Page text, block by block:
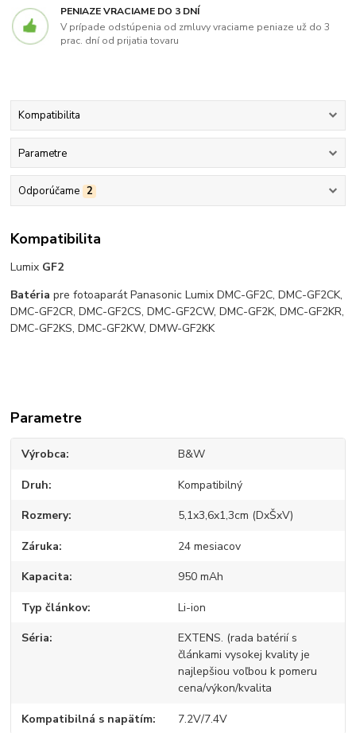
PENIAZE VRACIAME DO 3 DNÍ
V prípade odstúpenia od zmluvy vraciame peniaze už do 3
prac. dní od prijatia tovaru
Kompatibilita
Parametre
Odporúčame 2
Kompatibilita
Lumix GF2
Batéria pre fotoaparát Panasonic Lumix DMC-GF2C, DMC-GF2CK,
DMC-GF2CR, DMC-GF2CS, DMC-GF2CW, DMC-GF2K, DMC-GF2KR,
DMC-GF2KS, DMC-GF2KW, DMW-GF2KK
Parametre
Výrobca B&W
Druh Kompatibilný
Rozmery 5,1x3,6x1,3cm (DxŠxV)
Záruka 24 mesiacov
Kapacita 950 mAh
Typ článkov Li-ion
Séria
EXTENS. (rada batérií s
článkami vysokej kvality je
najlepšiou voľbou k pomeru
cena/výkon/kvalita
Kompatibilná s napätím 7.2V/7.4V